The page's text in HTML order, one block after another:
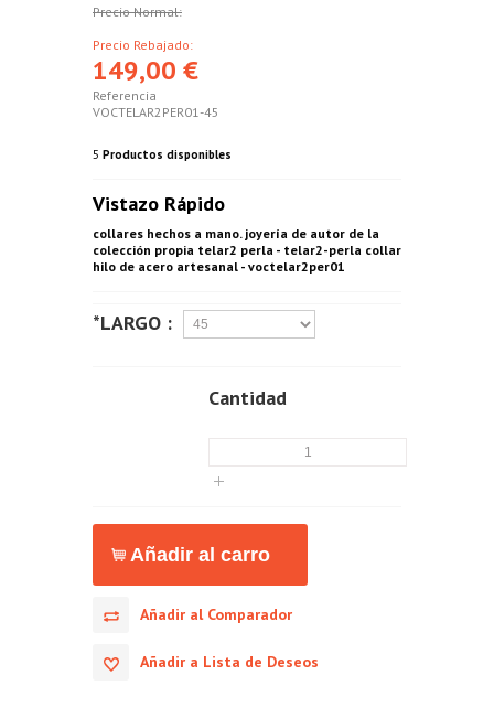
Precio Normal:
Precio Rebajado:
149,00 €
Referencia
VOCTELAR2PER01-45
5 Productos disponibles
Vistazo Rápido
collares hechos a mano. joyería de autor de la
colección propia telar2 perla - telar2-perla collar
hilo de acero artesanal - voctelar2per01
*LARGO :
Cantidad
Añadir al Comparador
Añadir a Lista de Deseos